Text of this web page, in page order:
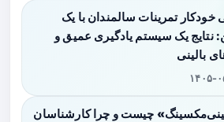
خودکار تمرینات سالمندان با یک
نتایج یک سیستم یادگیری عمیق و
بالینی
۰۵-۱۶
چیست و چرا کارشناسان